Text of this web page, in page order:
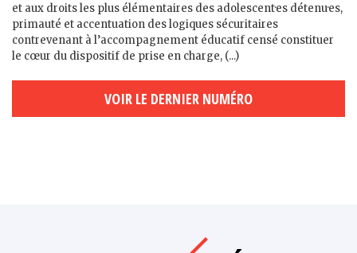
et aux droits les plus élémentaires des adolescent·es détenu·es,
primauté et accentuation des logiques sécuritaires
contrevenant à l’accompagnement éducatif censé constituer
le cœur du dispositif de prise en charge, (...)
VOIR LE DERNIER NUMÉRO